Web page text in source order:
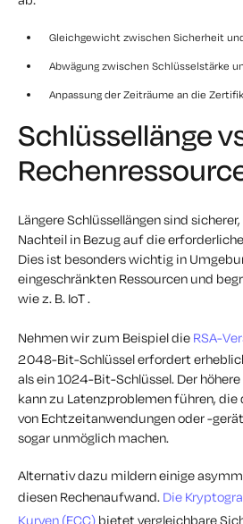
Gleichgewicht zwischen Sicherheit
Abwägung zwischen Schlüsselstärke
Anpassung der Zeiträume an die
Schlüssellänge
Längere Schlüssellängen sind
Nachteil in Bezug auf die
Dies ist besonders wichtig in
eingeschränkten Ressourcen und
wie z. B. IoT .
Nehmen wir zum Beispiel die RSA-
2048-Bit-Schlüssel erfordert
als ein 1024-Bit-Schlüssel. Der
kann zu Latenzproblemen führen,
von Echtzeitanwendungen oder -
sogar unmöglich machen.
Alternativ dazu mildern einige
diesen Rechenaufwand. Die
Kurven (ECC) bietet vergleichbare